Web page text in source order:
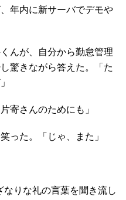
年内に新サーバでデモや
んが、自分から勤怠管理
驚きながら答えた。「た
寄さんのためにも」
った。「じゃ、また」
りな礼の言葉を聞き流し